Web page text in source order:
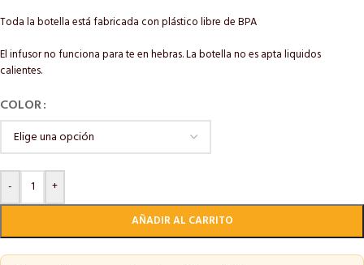
Toda la botella está fabricada con plástico libre de BPA
El infusor no funciona para te en hebras. La botella no es apta liquidos
calientes.
COLOR
-
+
AÑADIR AL CARRITO